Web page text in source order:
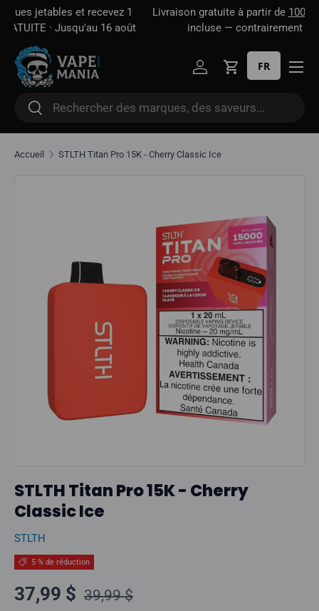
Aller directement au contenu
Livraison gratuite à partir de100 $*· Taxe d'accise déjà
incluse — contrairement à certains sites
Rechercher
Rechercher
Se connecter
Panier
FR
Accueil STLTH Titan Pro 15K - Cherry Classic Ice
STLTH Titan Pro 15K - Cherry
Classic Ice
STLTH
5 % de réduction
Prix soldé
37,99 $ Prix normal
39,99 $